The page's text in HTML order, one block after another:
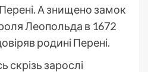
А знищено замок
Леопольда в 1672
родині Перені.
зарослі